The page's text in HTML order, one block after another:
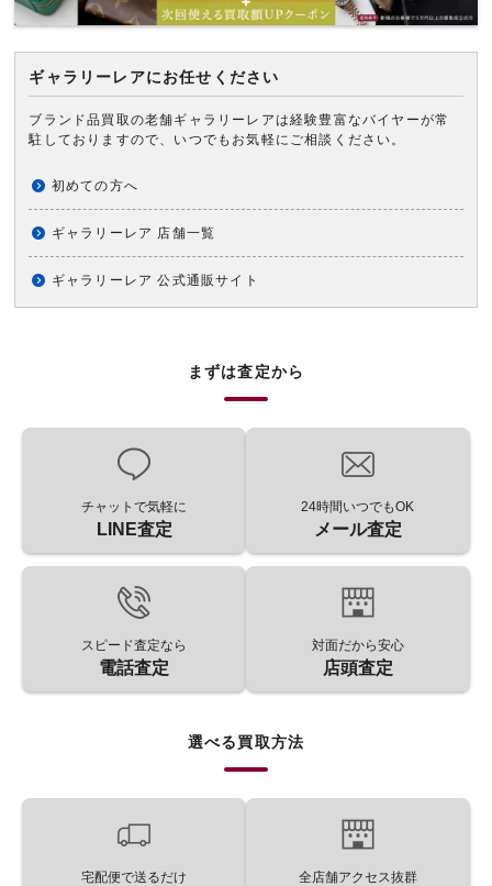
ギャラリーレアにお任せください
ブランド品買取の老舗ギャラリーレアは経験豊富なバイヤーが常
駐しておりますので、いつでもお気軽にご相談ください。
初めての方へ
ギャラリーレア 店舗一覧
ギャラリーレア 公式通販サイト
まずは査定から
チャットで気軽に
LINE査定
24時間いつでもOK
メール査定
スピード査定なら
電話査定
対面だから安心
店頭査定
選べる買取方法
宅配便で送るだけ 全店舗アクセス抜群